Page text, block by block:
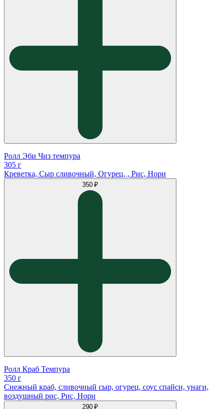
Ролл Эби Чиз темпура
305 г
Креветка, Сыр сливочный, Огурец, , Рис, Нори
350 ₽
Ролл Краб Темпура
350 г
Снежный краб, сливочный сыр, огурец, соус спайси, унаги,
воздушный рис, Рис, Нори
290 ₽